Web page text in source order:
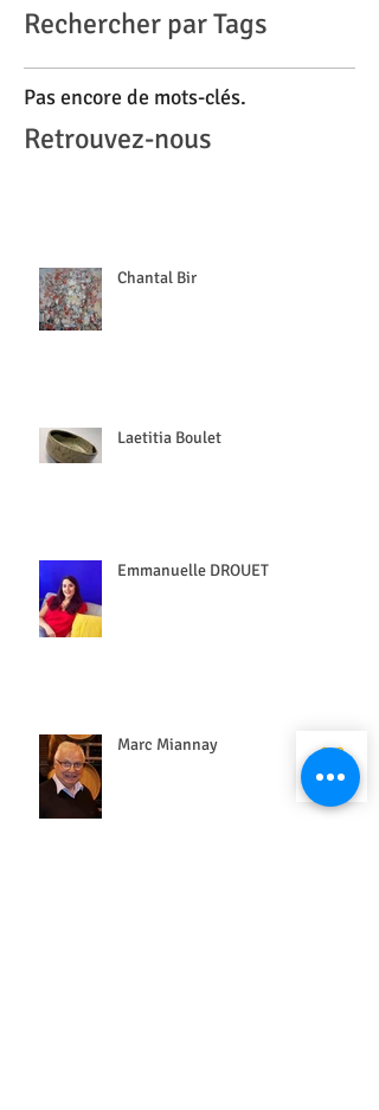
Rechercher par Tags
Pas encore de mots-clés.
Retrouvez-nous
Chantal Bir
Laetitia Boulet
Emmanuelle DROUET
Marc Miannay